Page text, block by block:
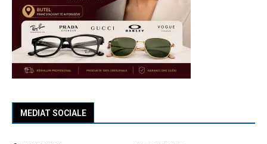
MEDIAT SOCIALE